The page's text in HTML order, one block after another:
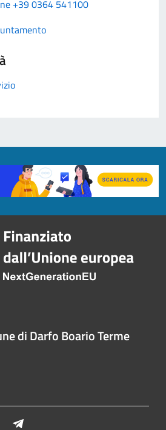
+39 0364 541100
di Darfo Boario Terme